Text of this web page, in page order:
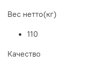
Вес нетто(кг)
110
Качество